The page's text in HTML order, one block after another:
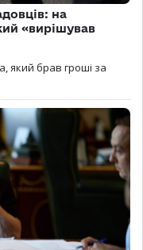
на
«вирішував
який брав гроші за